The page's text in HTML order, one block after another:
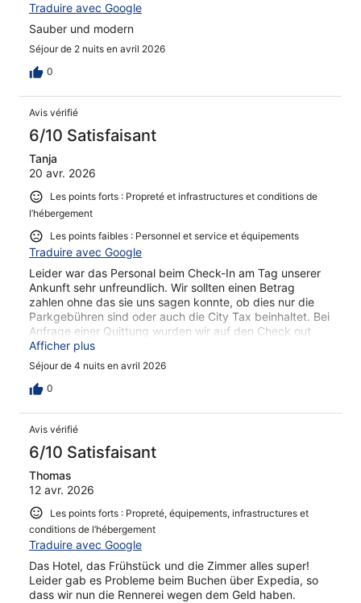
Traduire avec Google
Sauber und modern
Séjour de 2 nuits en avril 2026
0
Avis vérifié
6/10 Satisfaisant
Tanja
20 avr. 2026
Les points forts : Propreté et infrastructures et conditions de
l’hébergement
Les points faibles : Personnel et service et équipements
Traduire avec Google
Leider war das Personal beim Check-In am Tag unserer
Ankunft sehr unfreundlich. Wir sollten einen Betrag
zahlen ohne das sie uns sagen konnte, ob dies nur die
Parkgebühren sind oder auch die City Tax beinhaltet. Bei
Anfrage einer Quittung wurden wir auf den Check out
Tag vertröstet. Das Restaurant ist teilweise gar nicht
besetzt. Bei Nachfrage wurde uns gesagt das Check-in
von Gästen Vorrang hat. Andere Gäste bestellen daher
teilweise von draußen oder verspeisten ihre Mitbringsel
informiert (unterschiedliche Informationen darüber wie
lange im Parkhaus geparkt werden kann.) Zimmer sind
schlecht ausgestattet (z.B. kein Telefon, Kühlschrank)
Afficher plus
Séjour de 4 nuits en avril 2026
0
Avis vérifié
6/10 Satisfaisant
Thomas
12 avr. 2026
Les points forts : Propreté, équipements, infrastructures et
conditions de l’hébergement
Traduire avec Google
Das Hotel, das Frühstück und die Zimmer alles super!
Leider gab es Probleme beim Buchen über Expedia, so
dass wir nun die Rennerei wegen dem Geld haben.